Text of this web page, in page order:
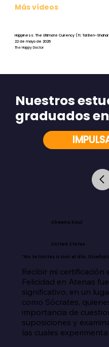
Más vídeos
Happiness: The Ultimate Currency (ft. Tal Ben-
22 de mayo de 2026
The Happy Doctor
Nuestros
graduados
Cheena Kaul
United States
“No te limites a vivir el día.
Recibir mi certificación
Felicidad en Atenas
significativo, en un
como Sócrates,
importancia de
suposiciones y
las cuales